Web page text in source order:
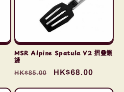
MSR Alpine Spatula V2 摺疊鑊
鏟
定
HK$85.00
售
HK$68.00